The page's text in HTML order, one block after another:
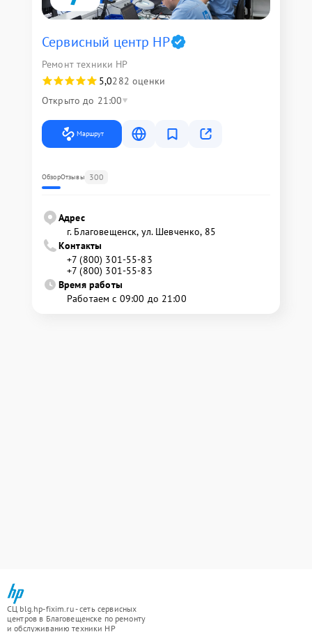
Сервисный центр HP
Ремонт техники HP
5,0282 оценки
Открыто до 21:00
Маршрут
ОбзорОтзывы 300
Адрес
г. Благовещенск, ул. Шевченко, 85
Контакты
+7 (800) 301-55-83
+7 (800) 301-55-83
Время работы
Работаем с 09:00 до 21:00
СЦ blg.hp-fixim.ru - сеть сервисных
центров в Благовещенске по ремонту
и обслуживанию техники HP